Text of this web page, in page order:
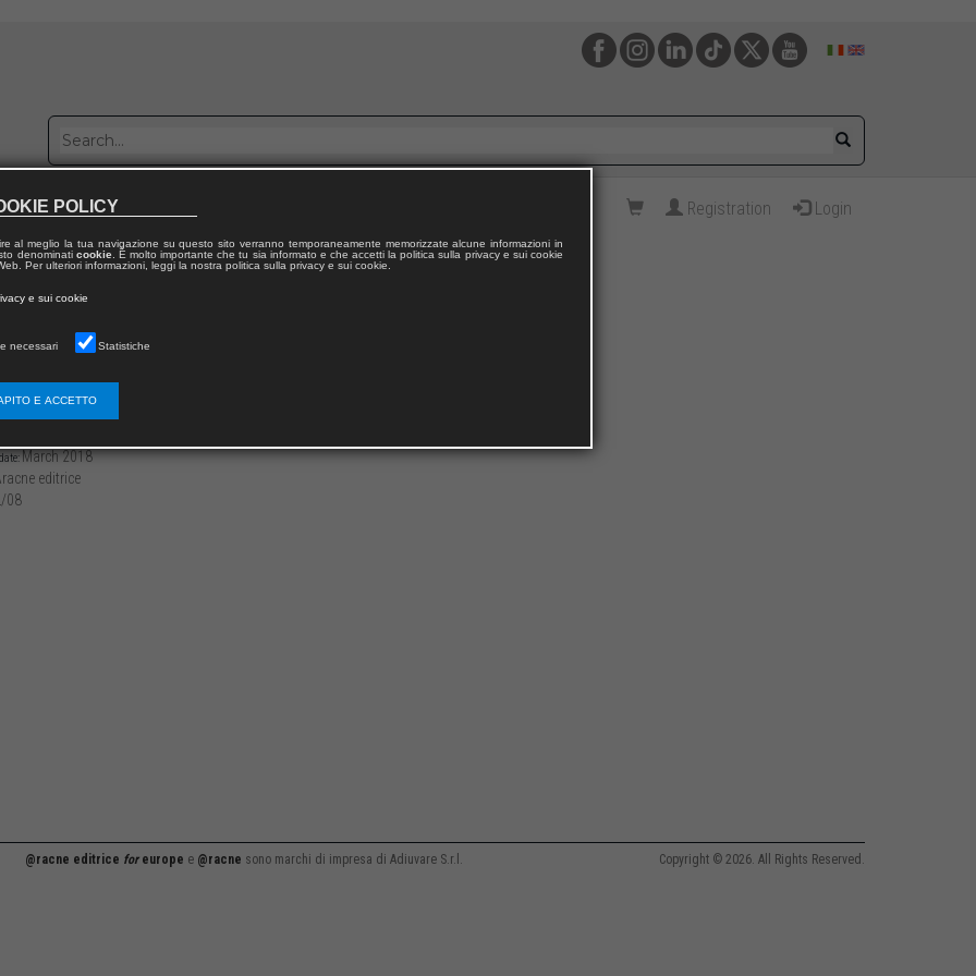
with us Registration Login
March 2018
editrice
08
@racne editrice foreurope e @racne sono marchi di impresa di Adiuvare S.r.l. Copyright © 2026. All Rights Reserved.
POLICY
al meglio la tua navigazione su questo sito verranno temporaneamente memorizzate alcune informazioni in
denominati cookie. È molto importante che tu sia informato e che accetti la politica sulla privacy e sui cookie
Per ulteriori informazioni, leggi la nostra politica sulla privacy e sui cookie.
e sui cookie
necessari Statistiche
E ACCETTO